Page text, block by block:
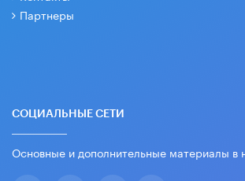
Партнеры
СОЦИАЛЬНЫЕ СЕТИ
Основные и дополнительные материалы в